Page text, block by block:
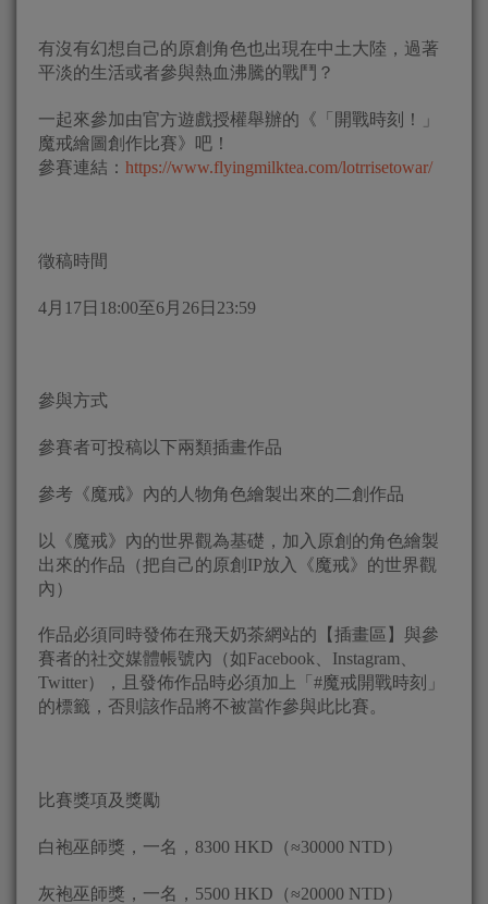
有沒有幻想自己的原創角色也出現在中土大陸，過著
平淡的生活或者參與熱血沸騰的戰鬥？
一起來參加由官方遊戲授權舉辦的《「開戰時刻！」
魔戒繪圖創作比賽》吧！
參賽連結： https://www.flyingmilktea.com/lotrrisetowar/
徵稿時間
4月17日18:00至6月26日23:59
參與方式
參賽者可投稿以下兩類插畫作品
參考《魔戒》內的人物角色繪製出來的二創作品
以《魔戒》內的世界觀為基礎，加入原創的角色繪製
出來的作品（把自己的原創IP放入《魔戒》的世界觀
內）
作品必須同時發佈在飛天奶茶網站的【插畫區】與參
賽者的社交媒體帳號內（如Facebook、Instagram、
Twitter），且發佈作品時必須加上「#魔戒開戰時刻」
的標籤，否則該作品將不被當作參與此比賽。
比賽獎項及獎勵
白袍巫師獎，一名，8300 HKD（≈30000 NTD）
灰袍巫師獎，一名，5500 HKD（≈20000 NTD）